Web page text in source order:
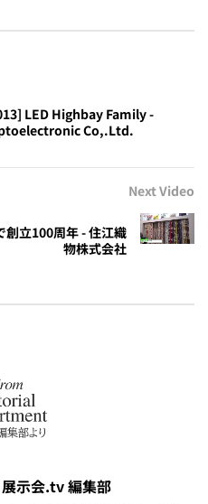
LED Highbay Family -
Co,.Ltd.
Next Video
創立100周年 - 住江織
物株式会社
示会.tv 編集部